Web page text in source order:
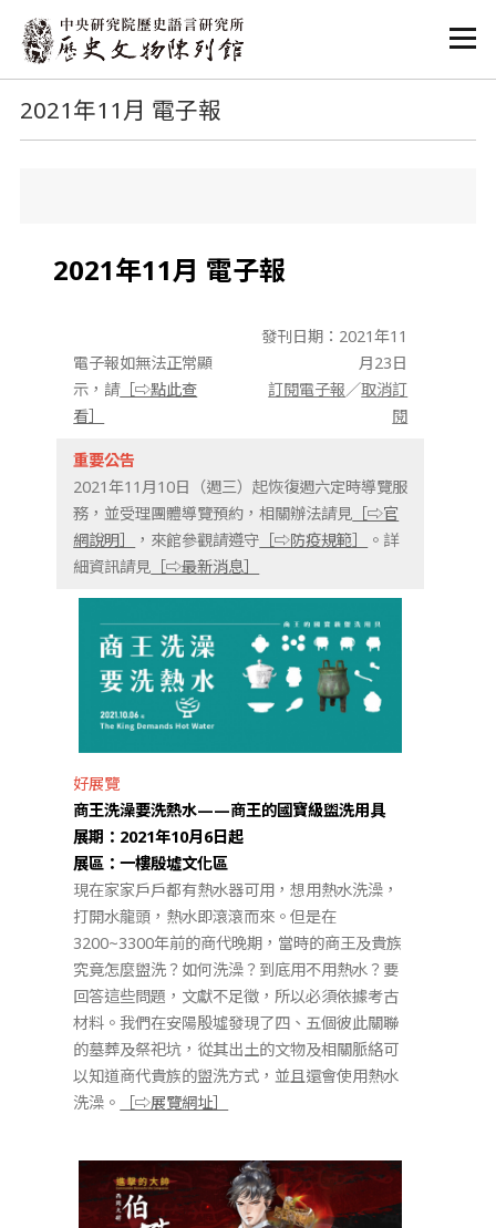
:::
:::
2021年11月 電子報
2021年11月 電子報
電子報如無法正常顯
示，請［⇨點此查
看］
發刊日期：2021年11
月23日
訂閱電子報／取消訂
閱
重要公告
2021年11月10日（週三）起恢復週六定時導覽服
務，並受理團體導覽預約，相關辦法請見 ［⇨官
網說明］
，來館參觀請遵守 ［⇨防疫規範］
。詳
細資訊請見 ［⇨最新消息］
好展覽
商王洗澡要洗熱水——商王的國寶級盥洗用具
展期：2021年10月6日起
展區：一樓殷墟文化區
現在家家戶戶都有熱水器可用，想用熱水洗澡，
打開水龍頭，熱水即滾滾而來。但是在
3200~3300年前的商代晚期，當時的商王及貴族
究竟怎麼盥洗？如何洗澡？到底用不用熱水？要
回答這些問題，文獻不足徵，所以必須依據考古
材料。我們在安陽殷墟發現了四、五個彼此關聯
的墓葬及祭祀坑，從其出土的文物及相關脈絡可
以知道商代貴族的盥洗方式，並且還會使用熱水
洗澡。
［⇨展覽網址］